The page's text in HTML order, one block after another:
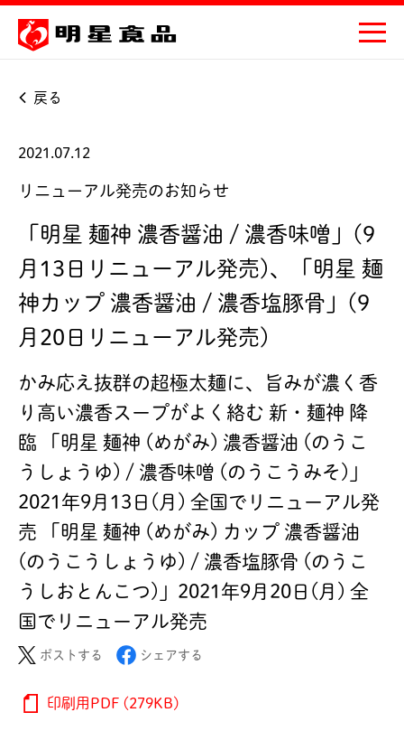
戻る
2021.07.12
リニューアル発売のお知らせ
「明星 麺神 濃香醤油 / 濃香味噌」(9
月13日リニューアル発売)、「明星 麺
神カップ 濃香醤油 / 濃香塩豚骨」(9
月20日リニューアル発売)
かみ応え抜群の超極太麺に、旨みが濃く香
り高い濃香スープがよく絡む 新・麺神 降
臨 「明星 麺神 (めがみ) 濃香醤油 (のうこ
うしょうゆ) / 濃香味噌 (のうこうみそ)」
2021年9月13日(月) 全国でリニューアル発
売 「明星 麺神 (めがみ) カップ 濃香醤油
(のうこうしょうゆ) / 濃香塩豚骨 (のうこ
うしおとんこつ)」2021年9月20日(月) 全
国でリニューアル発売
ポストする シェアする
印刷用PDF (279KB)